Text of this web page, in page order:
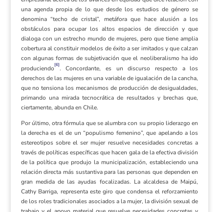
una agenda propia de lo que desde los estudios de género se
denomina “techo de cristal”, metáfora que hace alusión a los
obstáculos para ocupar los altos espacios de dirección y que
dialoga con un estrecho mundo de mujeres, pero que tiene amplia
cobertura al constituir modelos de éxito a ser imitados y que calzan
con algunas formas de subjetivación que el neoliberalismo ha ido
produciendo[6]. Concordante, es un discurso respecto a los
derechos de las mujeres en una variable de igualación de la cancha,
que no tensiona los mecanismos de producción de desigualdades,
primando una mirada tecnocrática de resultados y brechas que,
ciertamente, abunda en Chile.
Por último, otra fórmula que se alumbra con su propio liderazgo en
la derecha es el de un “populismo femenino”, que apelando a los
estereotipos sobre el ser mujer resuelve necesidades concretas a
través de políticas específicas que hacen gala de la efectiva división
de la política que produjo la municipalización, estableciendo una
relación directa más sustantiva para las personas que dependen en
gran medida de las ayudas focalizadas. La alcaldesa de Maipú,
Cathy Barriga, representa este giro que condensa el reforzamiento
de los roles tradicionales asociados a la mujer, la división sexual de